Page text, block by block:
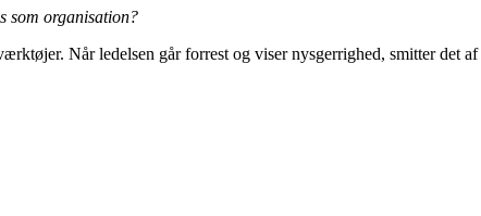
som organisation?
Når ledelsen går forrest og viser nysgerrighed, smitter det af